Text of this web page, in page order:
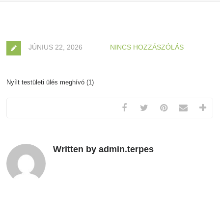
JÚNIUS 22, 2026 NINCS HOZZÁSZÓLÁS
Nyílt testületi ülés meghívó (1)
Written by admin.terpes